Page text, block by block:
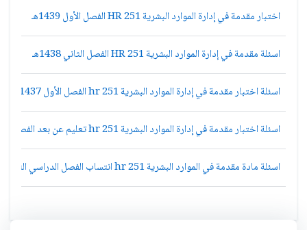
اختبار مقدمة في إدارة الموارد البشرية HR 251 الفصل الأول 1439هـ
اسئلة مقدمة في إدارة الموارد البشرية HR 251 الفصل الثاني 1438هـ
اسئلة اختبار مقدمة في إدارة الموارد البشرية hr 251 الفصل الأول 1437هـ نموذج د
اسئلة اختبار مقدمة في إدارة الموارد البشرية hr 251 تعليم عن بعد الفصل الأول 1437هـ نموذج أ
اسئلة مادة مقدمة في الموارد البشرية hr 251 انتساب الفصل الدراسي الثاني 1433هـ نموذج (أ)